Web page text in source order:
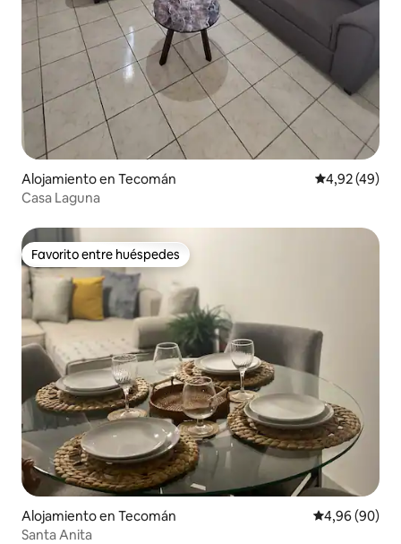
Alojamiento en Tecomán Calificación
4,92 (49)
Casa Laguna
Favorito entre huéspedes
Favorito entre huéspedes
Alojamiento en Tecomán Calificación
4,96 (90)
Santa Anita